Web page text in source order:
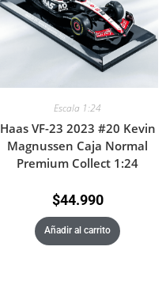
Escala 1:24
Haas VF-23 2023 #20 Kevin
Magnussen Caja Normal
Premium Collect 1:24
$44.990
Añadir al carrito